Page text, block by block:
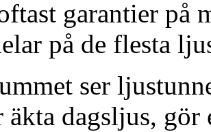
garantier på
på de flesta
ser
äkta dagsljus,